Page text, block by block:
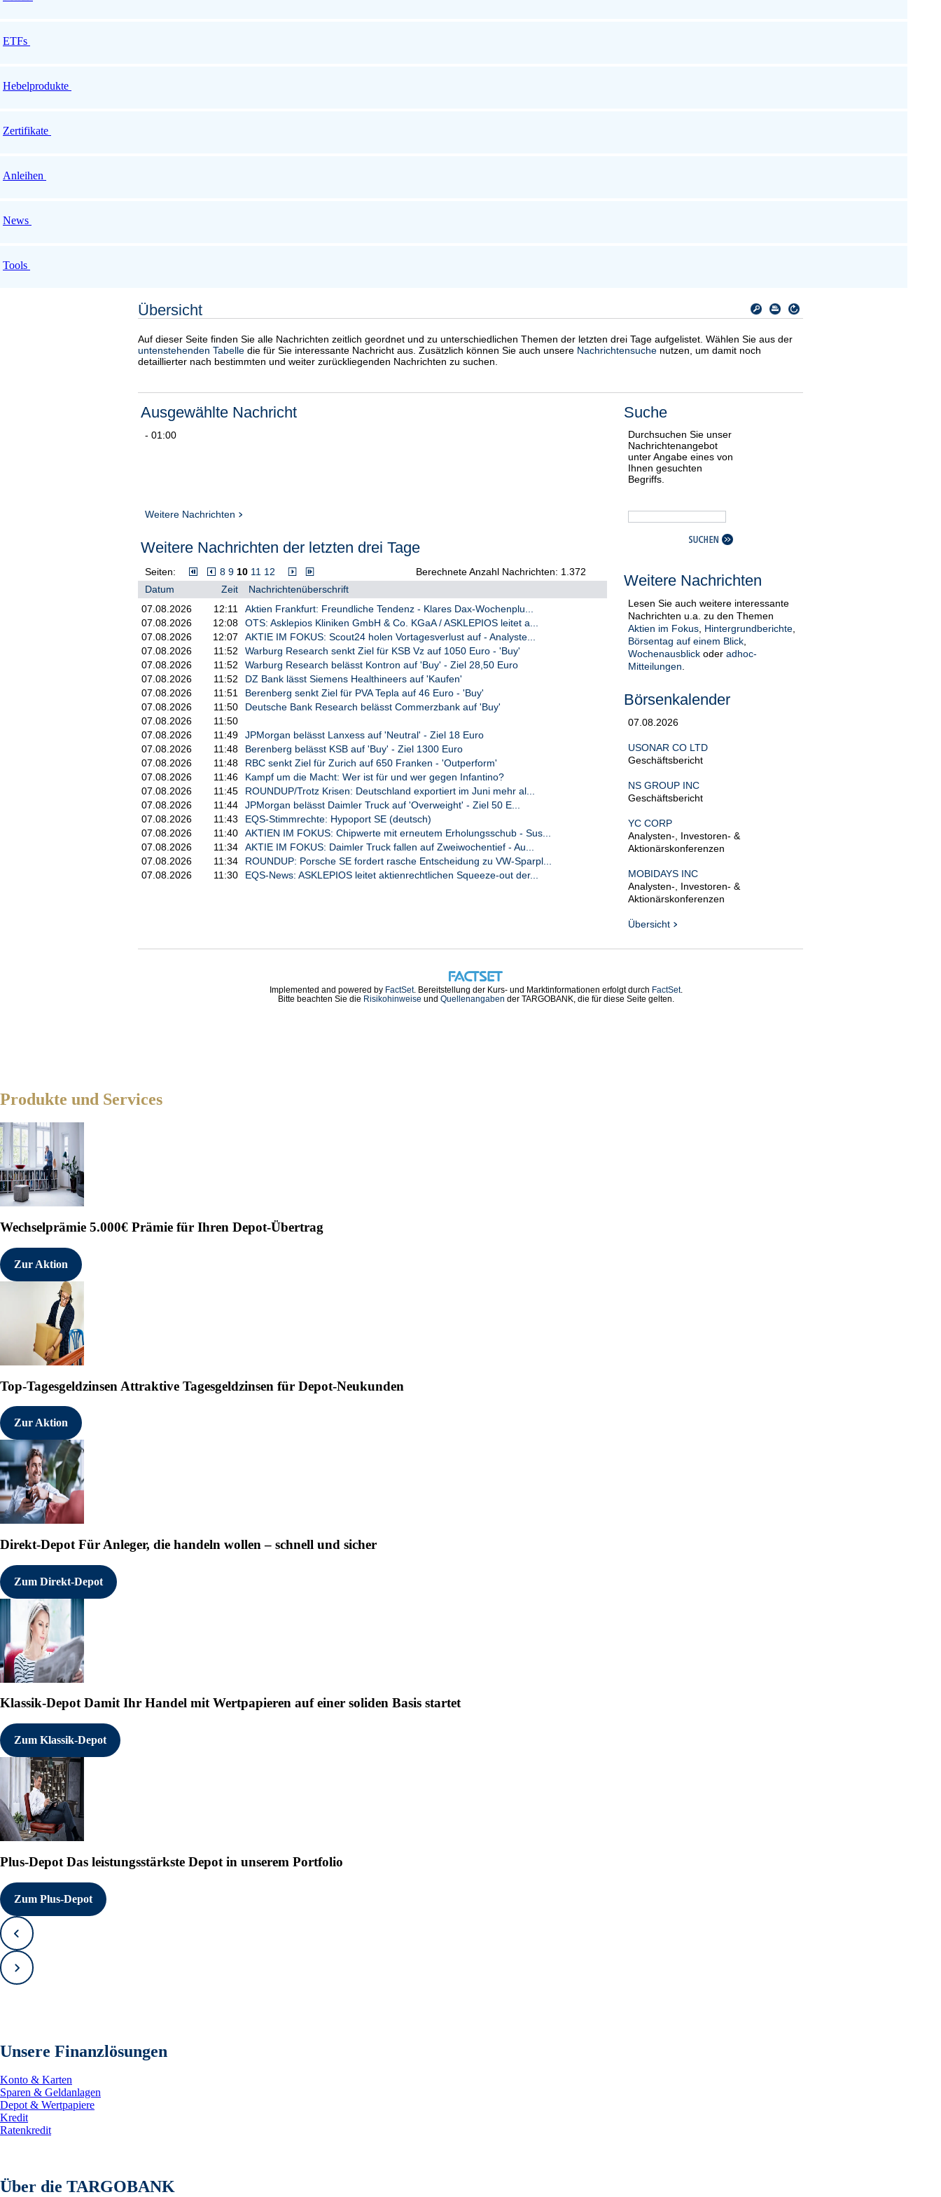
ETFs
Hebelprodukte
Zertifikate
Anleihen
News
Tools
Übersicht
Auf dieser Seite finden Sie alle Nachrichten zeitlich geordnet und zu unterschiedlichen Themen der letzten drei Tage aufgelistet. Wählen Sie aus der
untenstehenden Tabelle die für Sie interessante Nachricht aus. Zusätzlich können Sie auch unsere Nachrichtensuche nutzen, um damit noch
detaillierter nach bestimmten und weiter zurückliegenden Nachrichten zu suchen.
Ausgewählte Nachricht
- 01:00
Weitere Nachrichten
Weitere Nachrichten der letzten drei Tage
Seiten: 8 9 10 11 12
Berechnete Anzahl Nachrichten: 1.372
Datum
Zeit
Nachrichtenüberschrift
07.08.2026
12:11
Aktien Frankfurt: Freundliche Tendenz - Klares Dax-Wochenplu...
07.08.2026
12:08
OTS: Asklepios Kliniken GmbH & Co. KGaA / ASKLEPIOS leitet a...
07.08.2026
12:07
AKTIE IM FOKUS: Scout24 holen Vortagesverlust auf - Analyste...
07.08.2026
11:52
Warburg Research senkt Ziel für KSB Vz auf 1050 Euro - 'Buy'
07.08.2026
11:52
Warburg Research belässt Kontron auf 'Buy' - Ziel 28,50 Euro
07.08.2026
11:52
DZ Bank lässt Siemens Healthineers auf 'Kaufen'
07.08.2026
11:51
Berenberg senkt Ziel für PVA Tepla auf 46 Euro - 'Buy'
07.08.2026
11:50
Deutsche Bank Research belässt Commerzbank auf 'Buy'
07.08.2026
11:50
07.08.2026
11:49
JPMorgan belässt Lanxess auf 'Neutral' - Ziel 18 Euro
07.08.2026
11:48
Berenberg belässt KSB auf 'Buy' - Ziel 1300 Euro
07.08.2026
11:48
RBC senkt Ziel für Zurich auf 650 Franken - 'Outperform'
07.08.2026
11:46
Kampf um die Macht: Wer ist für und wer gegen Infantino?
07.08.2026
11:45
ROUNDUP/Trotz Krisen: Deutschland exportiert im Juni mehr al...
07.08.2026
11:44
JPMorgan belässt Daimler Truck auf 'Overweight' - Ziel 50 E...
07.08.2026
11:43
EQS-Stimmrechte: Hypoport SE (deutsch)
07.08.2026
11:40
AKTIEN IM FOKUS: Chipwerte mit erneutem Erholungsschub - Sus...
07.08.2026
11:34
AKTIE IM FOKUS: Daimler Truck fallen auf Zweiwochentief - Au...
07.08.2026
11:34
ROUNDUP: Porsche SE fordert rasche Entscheidung zu VW-Sparpl...
07.08.2026
11:30 EQS-News: ASKLEPIOS leitet aktienrechtlichen Squeeze-out der...
Suche
Durchsuchen Sie unser
Nachrichtenangebot
unter Angabe eines von
Ihnen gesuchten
Begriffs.
Weitere Nachrichten
Lesen Sie auch weitere interessante
Nachrichten u.a. zu den Themen
Aktien im Fokus Hintergrundberichte
Börsentag auf einem Blick
Wochenausblick oder adhoc-
Mitteilungen
Börsenkalender
07.08.2026
USONAR CO LTD
Geschäftsbericht
NS GROUP INC
Geschäftsbericht
YC CORP
Analysten-, Investoren- &
Aktionärskonferenzen
MOBIDAYS INC
Analysten-, Investoren- &
Aktionärskonferenzen
Übersicht
Implemented and powered by FactSet. Bereitstellung der Kurs- und Marktinformationen erfolgt durch FactSet.
Bitte beachten Sie die Risikohinweise und Quellenangaben der TARGOBANK, die für diese Seite gelten.
Produkte und Services
Wechselprämie 5.000€ Prämie für Ihren Depot-Übertrag
Zur Aktion
Top-Tagesgeldzinsen Attraktive Tagesgeldzinsen für Depot-Neukunden
Zur Aktion
Direkt-Depot Für Anleger, die handeln wollen – schnell und sicher
Zum Direkt-Depot
Klassik-DepotDamit Ihr Handel mit Wertpapieren auf einer soliden Basis startet
Zum Klassik-Depot
Plus-Depot Das leistungsstärkste Depot in unserem Portfolio
Zum Plus-Depot
Zurück
Vorwärts
Unsere Finanzlösungen
Konto & Karten
Sparen & Geldanlagen
Depot & Wertpapiere
Kredit
Ratenkredit
Über die TARGOBANK